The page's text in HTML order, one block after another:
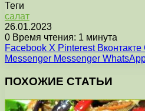
Теги
салат
26.01.2023
0 Время чтения: 1 минута
Facebook X Pinterest Вконтакте
Messenger Messenger
ПОХОЖИЕ СТАТЬИ